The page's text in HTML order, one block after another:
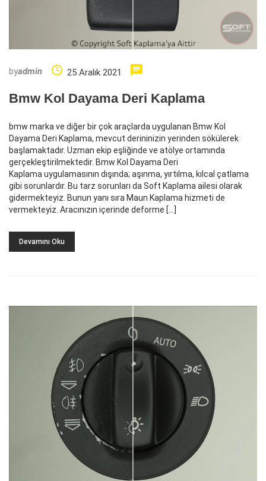
byadmin 25 Aralık 2021
Bmw Kol Dayama Deri Kaplama
bmw marka ve diğer bir çok araçlarda uygulanan Bmw Kol
Dayama Deri Kaplama, mevcut derininizin yerinden sökülerek
başlamaktadır. Uzman ekip eşliğinde ve atölye ortamında
gerçekleştirilmektedir. Bmw Kol Dayama Deri
Kaplama uygulamasının dışında; aşınma, yırtılma, kılcal çatlama
gibi sorunlardır. Bu tarz sorunları da Soft Kaplama ailesi olarak
gidermekteyiz. Bunun yanı sıra Maun Kaplama hizmeti de
vermekteyiz. Aracınızın içerinde deforme […]
Devamını Oku